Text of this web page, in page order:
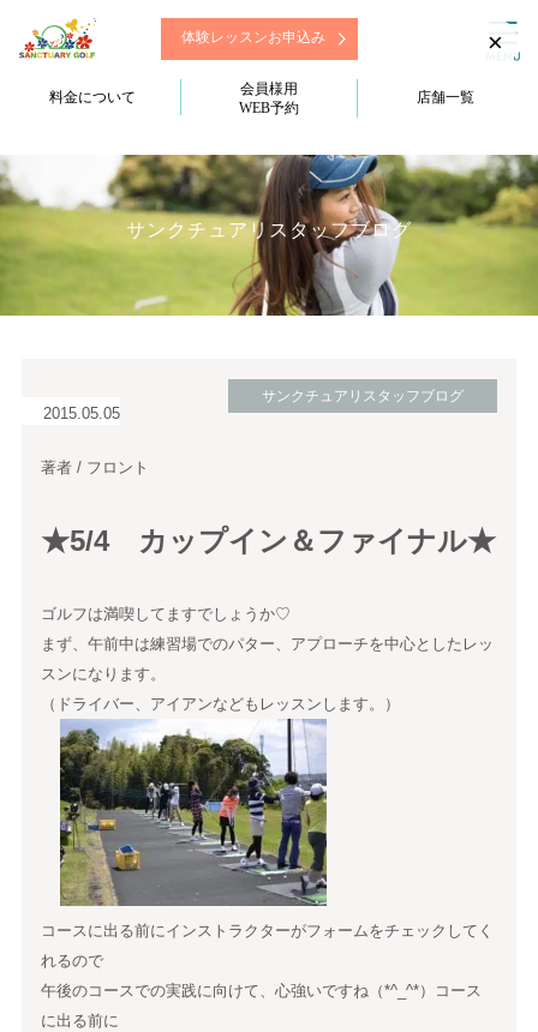
体験レッスンお申込み
料金について
会員様用
WEB予約
店舗一覧
サンクチュアリスタッフブログ
2015.05.05
サンクチュアリスタッフブログ
著者 / フロント
★5/4 カップイン＆ファイナル★
ゴルフは満喫してますでしょうか♡
まず、午前中は練習場でのパター、アプローチを中心としたレッ
スンになります。
（ドライバー、アイアンなどもレッスンします。）
コースに出る前にインストラクターがフォームをチェックしてく
れるので
午後のコースでの実践に向けて、心強いですね（*^_^*）コース
に出る前に
×